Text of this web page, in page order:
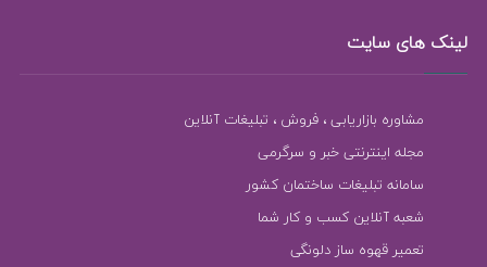
لینک های سایت
مشاوره بازاریابی ، فروش ، تبلیغات آنلاین
مجله اینترنتی خبر و سرگرمی
سامانه تبلیغات ساختمان کشور
شعبه آنلاین کسب و کار شما
تعمیر قهوه ساز دلونگی